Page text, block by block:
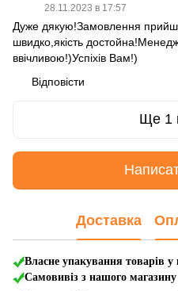
28.11.2023 в 17:57
Дуже дякую!Замовлення
швидко,якість
ввічливою!)Успіхів Вам!)
Відповісти
Ще 1
Доставка
Власне упакування товарів
Самовивіз з нашого